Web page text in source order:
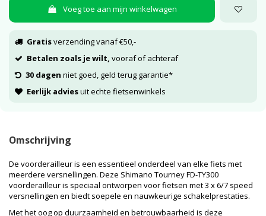
Voeg toe aan mijn winkelwagen
Gratisverzending vanaf €50,-
Betalen zoals je wilt, vooraf of achteraf
30 dagen niet goed, geld terug garantie*
Eerlijk adviesuit echte fietsenwinkels
Omschrijving
De voorderailleur is een essentieel onderdeel van elke fiets met
meerdere versnellingen. Deze Shimano Tourney FD-TY300
voorderailleur is speciaal ontworpen voor fietsen met 3 x 6/7 speed
versnellingen en biedt soepele en nauwkeurige schakelprestaties.
Met het oog op duurzaamheid en betrouwbaarheid is deze